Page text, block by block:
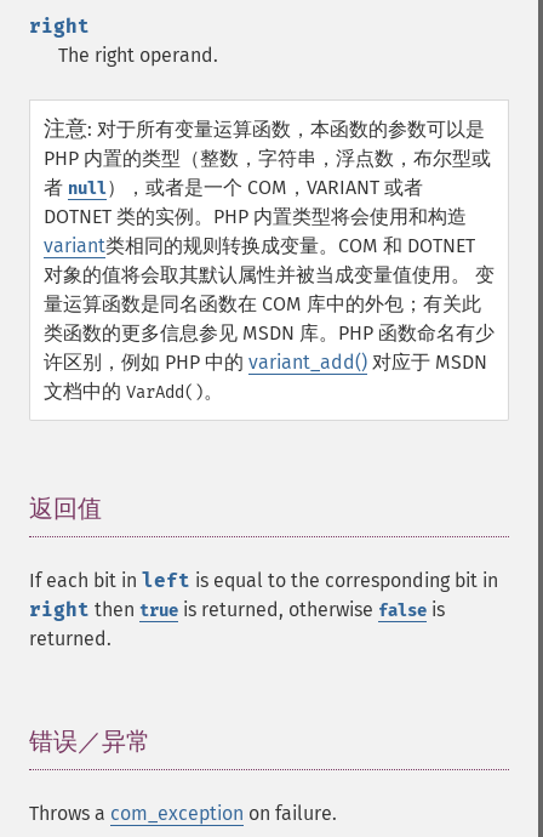
right
The right operand.
注意: 对于所有变量运算函数，本函数的参数可以是
PHP 内置的类型（整数，字符串，浮点数，布尔型或
者 null），或者是一个 COM，VARIANT 或者
DOTNET 类的实例。PHP 内置类型将会使用和构造
variant类相同的规则转换成变量。COM 和 DOTNET
对象的值将会取其默认属性并被当成变量值使用。 变
量运算函数是同名函数在 COM 库中的外包；有关此
类函数的更多信息参见 MSDN 库。PHP 函数命名有少
许区别，例如 PHP 中的 variant_add() 对应于 MSDN
文档中的 VarAdd()。
返回值
If each bit in left is equal to the corresponding bit in
right then true is returned, otherwise false is
returned.
错误／异常
Throws a com_exception on failure.